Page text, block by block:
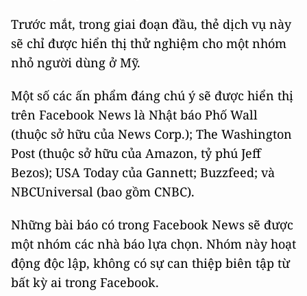
Trước mắt, trong giai đoạn đầu, thẻ dịch vụ này
sẽ chỉ được hiển thị thử nghiệm cho một nhóm
nhỏ người dùng ở Mỹ.
Một số các ấn phẩm đáng chú ý sẽ được hiển thị
trên Facebook News là Nhật báo Phố Wall
(thuộc sở hữu của News Corp.); The Washington
Post (thuộc sở hữu của Amazon, tỷ phú Jeff
Bezos); USA Today của Gannett; Buzzfeed; và
NBCUniversal (bao gồm CNBC).
Những bài báo có trong Facebook News sẽ được
một nhóm các nhà báo lựa chọn. Nhóm này hoạt
động độc lập, không có sự can thiệp biên tập từ
bất kỳ ai trong Facebook.